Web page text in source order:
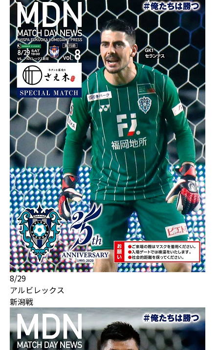
8/29
アルビレックス
新潟戦